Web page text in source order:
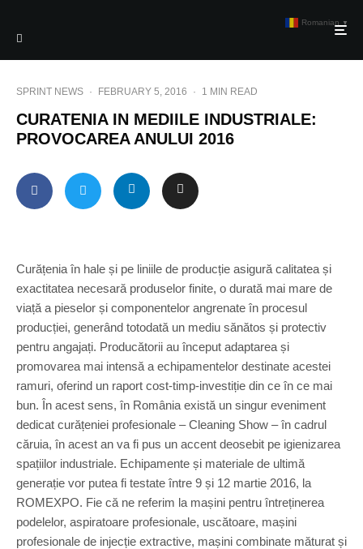
SPRINT NEWS · FEBRUARY 5, 2016 · 1 MIN READ
CURATENIA IN MEDIILE INDUSTRIALE:
PROVOCAREA ANULUI 2016
Curățenia în hale și pe liniile de producție asigură calitatea și
exactitatea necesară produselor finite, o durată mai mare de
viață a pieselor și componentelor angrenate în procesul
producției, generând totodată un mediu sănătos și protectiv
pentru angajați. Producătorii au început adaptarea și
promovarea mai intensă a echipamentelor destinate acestei
ramuri, oferind un raport cost-timp-investiție din ce în ce mai
bun. În acest sens, în România există un singur eveniment
dedicat curățeniei profesionale – Cleaning Show – în cadrul
căruia, în acest an va fi pus un accent deosebit pe igienizarea
spațiilor industriale. Echipamente și materiale de ultimă
generație vor putea fi testate între 9 și 12 martie 2016, la
ROMEXPO. Fie că ne referim la mașini pentru întreținerea
podelelor, aspiratoare profesionale, uscătoare, mașini
profesionale de injecție extractive, mașini combinate măturat și
Romanian ▼